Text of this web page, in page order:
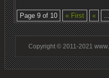
Page 9 of 10 « First « ...
Copyright © 2011-2021